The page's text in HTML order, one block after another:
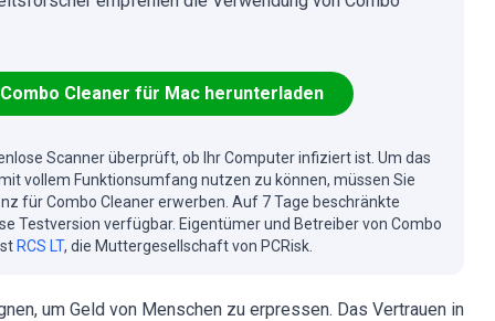
Combo Cleaner für Mac herunterladen
Scanner überprüft, ob Ihr Computer infiziert ist. Um das
vollem Funktionsumfang nutzen zu können, müssen Sie
für Combo Cleaner erwerben. Auf 7 Tage beschränkte
Testversion verfügbar. Eigentümer und Betreiber von Combo
RCS LT, die Muttergesellschaft von PCRisk.
um Geld von Menschen zu erpressen. Das Vertrauen in